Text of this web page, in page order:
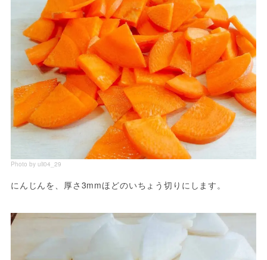
Photo by uli04_29
にんじんを、厚さ3mmほどのいちょう切りにします。